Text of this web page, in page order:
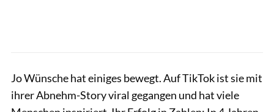
Jo Wünsche hat einiges bewegt. Auf TikTok ist sie mit
ihrer Abnehm-Story viral gegangen und hat viele